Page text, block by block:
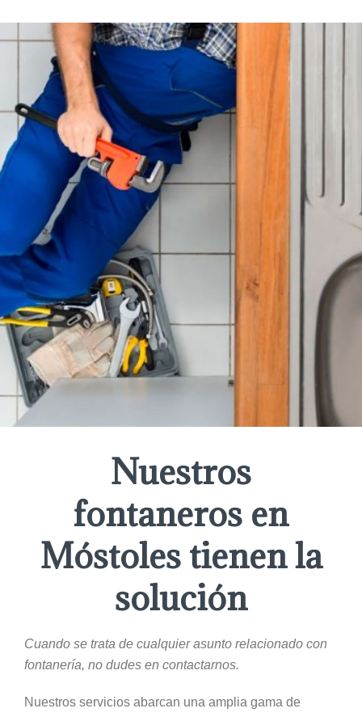
Nuestros
fontaneros en
Móstoles tienen la
solución
Cuando se trata de cualquier asunto relacionado con
fontanería, no dudes en contactarnos.
Nuestros servicios abarcan una amplia gama de